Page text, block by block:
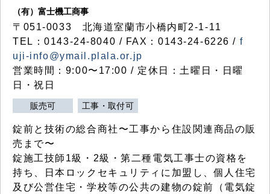
（有）富士機工商事
〒051-0033 北海道室蘭市小橋内町2-1-11
TEL：0143-24-8040 / FAX：0143-24-6226 / f
uji-info@ymail.plala.or.jp
営業時間：9:00〜17:00 / 定休日：土曜日・日曜
日・祝日
販売可 工事・取付可
錠前と技術の総合商社〜工事から住設関連商品の販
売まで〜
錠施工技師1級・2級・第二種電気工事士の資格を
持ち、日本ロックセキュリティに加盟し、個人住宅
及び公営住宅・学校等の公共の建物の錠前（電気錠